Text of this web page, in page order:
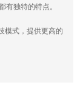
数学概念；
有独特的特点。
模式，提供更高的